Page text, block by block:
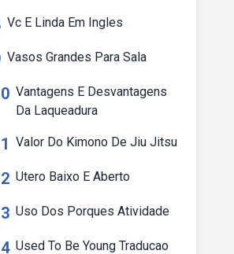
Vc E Linda Em Ingles
Vasos Grandes Para Sala
Vantagens E Desvantagens
Da Laqueadura
Valor Do Kimono De Jiu Jitsu
Utero Baixo E Aberto
Uso Dos Porques Atividade
Used To Be Young Traducao